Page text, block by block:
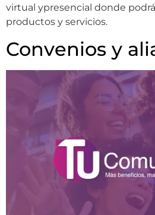
virtual ypresencial donde
productos y servicios.
Convenios y